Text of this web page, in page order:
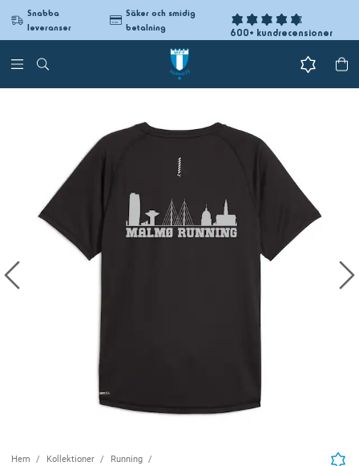
Snabba
leveranser
Säker och smidig
betalning
600+ kundrecensioner
Hem Kollektioner
Running